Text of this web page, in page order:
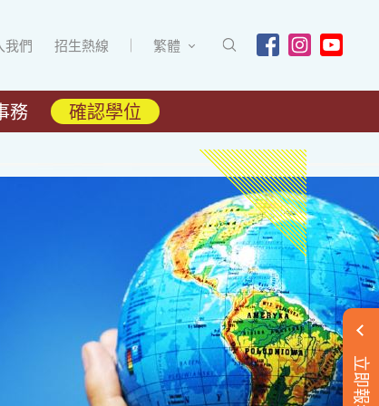
我們 招生熱線 繁體
務 確認學位
立即報名